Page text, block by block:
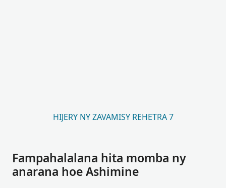
HIJERY NY ZAVAMISY REHETRA 7
Fampahalalana hita momba ny
anarana hoe Ashimine